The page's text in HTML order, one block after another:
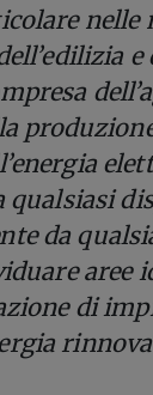
nelle
da
aree
di